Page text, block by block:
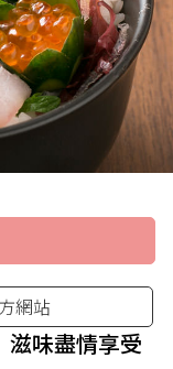
網站
滋味盡情享受